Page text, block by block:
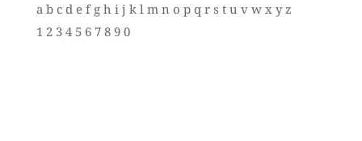
a b c d e f g h i j k l m n o p q r s t u v w x y z
1 2 3 4 5 6 7 8 9 0